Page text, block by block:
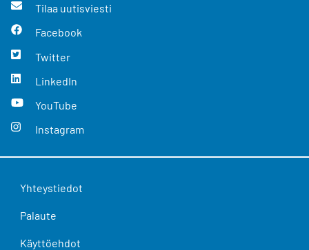
Tilaa uutisviesti
Facebook
Twitter
LinkedIn
YouTube
Instagram
Yhteystiedot
Palaute
Käyttöehdot